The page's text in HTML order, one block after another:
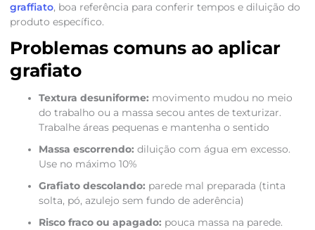
graffiato, boa referência para conferir tempos e diluição do
produto específico.
Problemas comuns ao aplicar
grafiato
Textura desuniforme: movimento mudou no meio
do trabalho ou a massa secou antes de texturizar.
Trabalhe áreas pequenas e mantenha o sentido
Massa escorrendo: diluição com água em excesso.
Use no máximo 10%
Grafiato descolando: parede mal preparada (tinta
solta, pó, azulejo sem fundo de aderência)
Risco fraco ou apagado: pouca massa na parede.